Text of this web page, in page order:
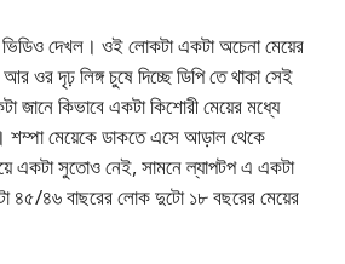
দেখল। ওই লোকটা একটা অচেনা মেয়ের
ওর দৃঢ় লিঙ্গ চুষে দিচ্ছে ডিপি তে থাকা সেই
জানে কিভাবে একটা কিশোরী মেয়ের মধ্যে
শম্পা মেয়েকে ডাকতে এসে আড়াল থেকে
একটা সুতোও নেই, সামনে ল্যাপটপ এ একটা
৪৫/৪৬ বাছরের লোক দুটো ১৮ বছরের মেয়ের